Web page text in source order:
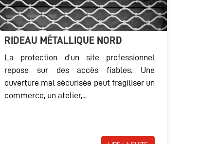
RIDEAU MÉTALLIQUE NORD
La protection d’un site professionnel
repose sur des accès fiables. Une
ouverture mal sécurisée peut fragiliser un
commerce, un atelier,...